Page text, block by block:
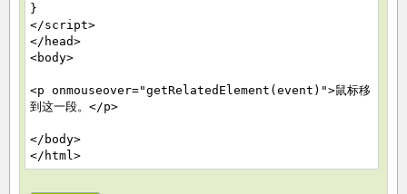
}
</script>
</head>
<body>
<p onmouseover="getRelatedElement(event)">鼠标移
到这一段。</p>
</body>
</html>